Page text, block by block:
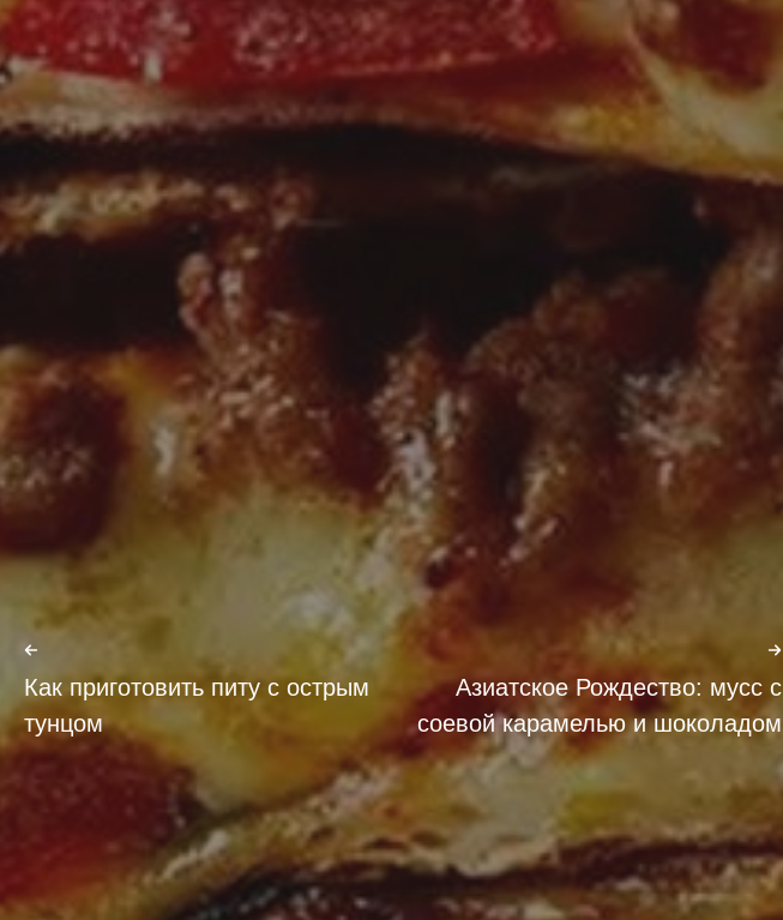
Как приготовить питу с острым
тунцом
Азиатское Рождество: мусс с
соевой карамелью и шоколадом